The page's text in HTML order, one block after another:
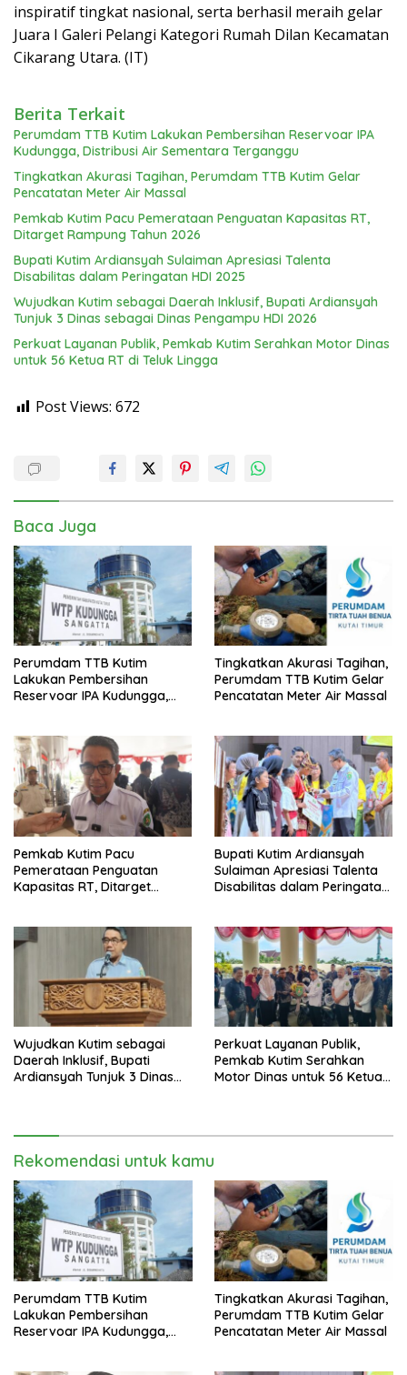
inspiratif tingkat nasional, serta berhasil meraih gelar
Juara I Galeri Pelangi Kategori Rumah Dilan Kecamatan
Cikarang Utara. (IT)
Berita Terkait
Perumdam TTB Kutim Lakukan Pembersihan Reservoar IPA
Kudungga, Distribusi Air Sementara Terganggu
Tingkatkan Akurasi Tagihan, Perumdam TTB Kutim Gelar
Pencatatan Meter Air Massal
Pemkab Kutim Pacu Pemerataan Penguatan Kapasitas RT,
Ditarget Rampung Tahun 2026
Bupati Kutim Ardiansyah Sulaiman Apresiasi Talenta
Disabilitas dalam Peringatan HDI 2025
Wujudkan Kutim sebagai Daerah Inklusif, Bupati Ardiansyah
Tunjuk 3 Dinas sebagai Dinas Pengampu HDI 2026
Perkuat Layanan Publik, Pemkab Kutim Serahkan Motor Dinas
untuk 56 Ketua RT di Teluk Lingga
Post Views: 672
Baca Juga
Perumdam TTB Kutim
Lakukan Pembersihan
Reservoar IPA Kudungga,
Tingkatkan Akurasi Tagihan,
Perumdam TTB Kutim Gelar
Pencatatan Meter Air Massal
Pemkab Kutim Pacu
Pemerataan Penguatan
Kapasitas RT, Ditarget
Bupati Kutim Ardiansyah
Sulaiman Apresiasi Talenta
Disabilitas dalam Peringatan
Wujudkan Kutim sebagai
Daerah Inklusif, Bupati
Ardiansyah Tunjuk 3 Dinas
Perkuat Layanan Publik,
Pemkab Kutim Serahkan
Motor Dinas untuk 56 Ketua
Rekomendasi untuk kamu
Perumdam TTB Kutim
Lakukan Pembersihan
Reservoar IPA Kudungga,
Tingkatkan Akurasi Tagihan,
Perumdam TTB Kutim Gelar
Pencatatan Meter Air Massal